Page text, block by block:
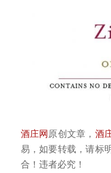
酒庄网原创文章， 酒
易，如要转载，请标
合！违者必究！